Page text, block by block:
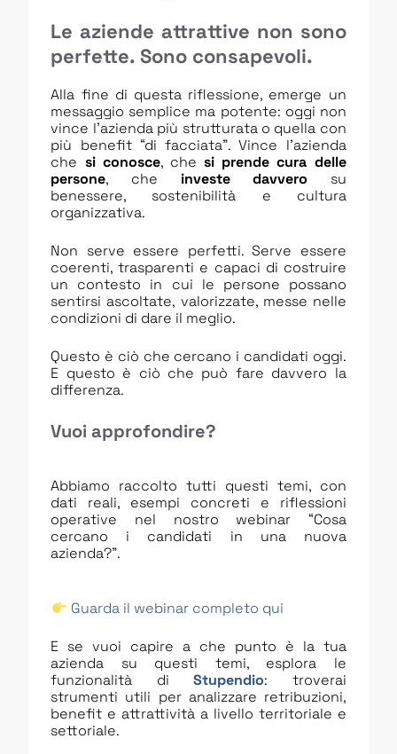
Le aziende attrattive non sono
perfette. Sono consapevoli.
Alla fine di questa riflessione, emerge un
messaggio semplice ma potente: oggi non
vince l’azienda più strutturata o quella con
più benefit “di facciata”. Vince l’azienda
che si conosce, chesi prende cura delle
persone, che investe davvero su
benessere, sostenibilità e cultura
organizzativa.
Non serve essere perfetti. Serve essere
coerenti, trasparenti e capaci di costruire
un contesto in cui le persone possano
sentirsi ascoltate, valorizzate, messe nelle
condizioni di dare il meglio.
Questo è ciò che cercano i candidati oggi.
E questo è ciò che può fare davvero la
differenza.
Vuoi approfondire?
Abbiamo raccolto tutti questi temi, con
dati reali, esempi concreti e riflessioni
operative nel nostro webinar “Cosa
cercano i candidati in una nuova
azienda?”.
Guarda il webinar completo qui
E se vuoi capire a che punto è la tua
azienda su questi temi, esplora le
funzionalità diStupendio: troverai
strumenti utili per analizzare retribuzioni,
benefit e attrattività a livello territoriale e
settoriale.